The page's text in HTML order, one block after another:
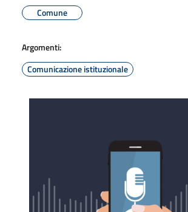
Comune
Argomenti:
Comunicazione istituzionale